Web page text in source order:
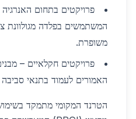
פרויקטים בתחום
המשתמשים בפלדה
משופרת.
פרויקטים חקלאיים –
האמורים לעמוד בתנאי
הטרנד המקומי מתמקד